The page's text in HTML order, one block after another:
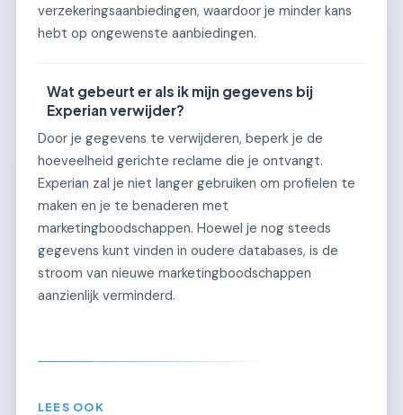
verzekeringsaanbiedingen, waardoor je minder kans
hebt op ongewenste aanbiedingen.
Wat gebeurt er als ik mijn gegevens bij
Experian verwijder?
Door je gegevens te verwijderen, beperk je de
hoeveelheid gerichte reclame die je ontvangt.
Experian zal je niet langer gebruiken om profielen te
maken en je te benaderen met
marketingboodschappen. Hoewel je nog steeds
gegevens kunt vinden in oudere databases, is de
stroom van nieuwe marketingboodschappen
aanzienlijk verminderd.
LEES OOK